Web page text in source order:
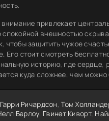
привлекает
спокойной внешностью
чтобы защитить чужое
Его стоит смотреть
историю, где сердце,
куда сложнее, чем
Гарри Ричардсон,Том
Барлоу, Гвинет Киворт,